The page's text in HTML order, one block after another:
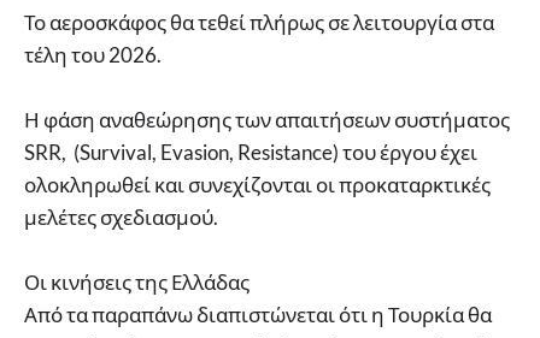
Το αεροσκάφος θα τεθεί πλήρως σε λειτουργία στα
τέλη του 2026.
Η φάση αναθεώρησης των απαιτήσεων συστήματος
SRR, (Survival, Evasion, Resistance) του έργου έχει
ολοκληρωθεί και συνεχίζονται οι προκαταρκτικές
μελέτες σχεδιασμού.
Οι κινήσεις της Ελλάδας
Από τα παραπάνω διαπιστώνεται ότι η Τουρκία θα